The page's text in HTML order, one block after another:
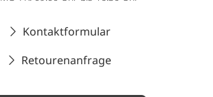
Kontaktformular
Retourenanfrage